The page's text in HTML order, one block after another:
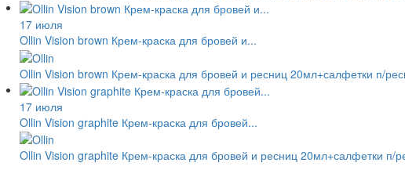
17 июля
Ollin Vision brown Крем-краска для бровей и...
Ollin Vision brown Крем-краска для бровей и ресниц 20мл+салфетки п/
17 июля
Ollin Vision graphite Крем-краска для бровей...
Ollin Vision graphite Крем-краска для бровей и ресниц 20мл+салфетки п/